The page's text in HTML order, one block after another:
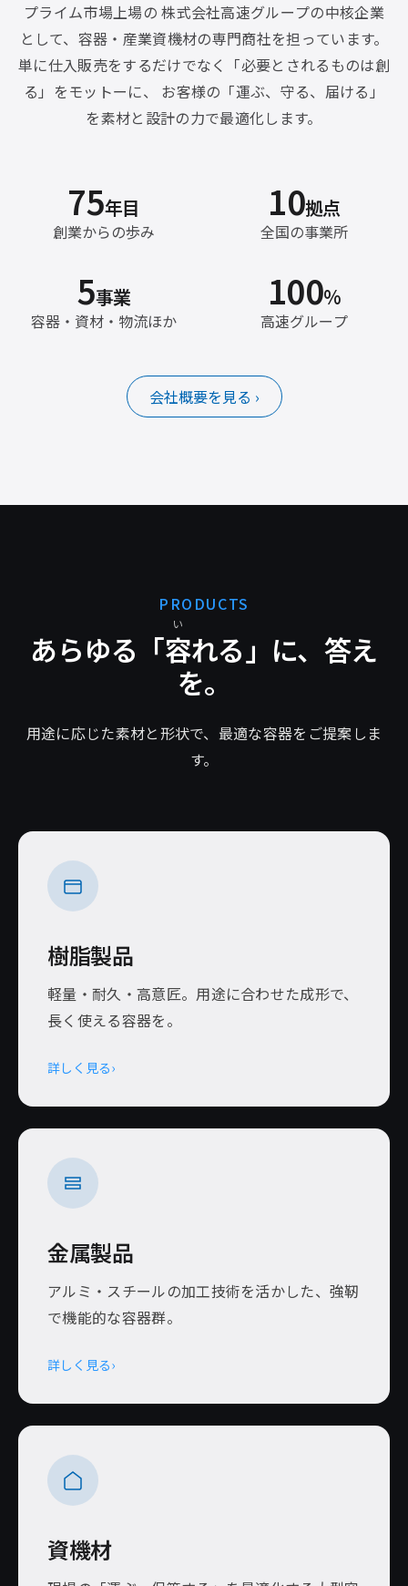
プライム市場上場の 株式会社高速グループの中核企業
として、容器・産業資機材の専門商社を担っています。
単に仕入販売をするだけでなく「必要とされるものは創
る」をモットーに、 お客様の「運ぶ、守る、届ける」
を素材と設計の力で最適化します。
75年目
創業からの歩み
10拠点
全国の事業所
5事業
容器・資材・物流ほか
100%
高速グループ
会社概要を見る ›
PRODUCTS
あらゆる「容
い
れる」に、答え
を。
用途に応じた素材と形状で、最適な容器をご提案しま
す。
樹脂製品
軽量・耐久・高意匠。用途に合わせた成形で、
長く使える容器を。
詳しく見る›
金属製品
アルミ・スチールの加工技術を活かした、強靭
で機能的な容器群。
詳しく見る›
資機材